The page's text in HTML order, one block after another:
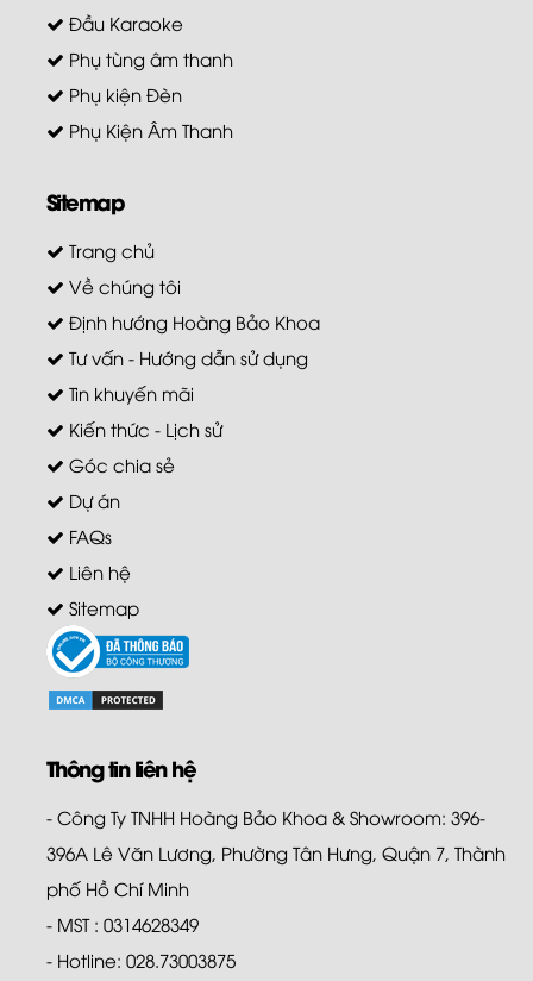
Đầu Karaoke
Phụ tùng âm thanh
Phụ kiện Đèn
Phụ Kiện Âm Thanh
Sitemap
Trang chủ
Về chúng tôi
Định hướng Hoàng Bảo Khoa
Tư vấn - Hướng dẫn sử dụng
Tin khuyến mãi
Kiến thức - Lịch sử
Góc chia sẻ
Dự án
FAQs
Liên hệ
Sitemap
Thông tin liên hệ
- Công Ty TNHH Hoàng Bảo Khoa & Showroom: 396-
396A Lê Văn Lương, Phường Tân Hưng, Quận 7, Thành
phố Hồ Chí Minh
- MST : 0314628349
- Hotline: 028.73003875